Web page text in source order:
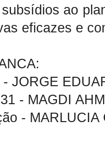
ao
eficazes e
JORGE
- MAGDI
-